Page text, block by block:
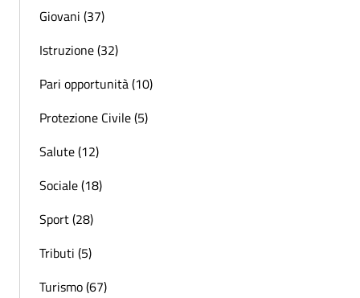
Giovani (37)
Istruzione (32)
Pari opportunità (10)
Protezione Civile (5)
Salute (12)
Sociale (18)
Sport (28)
Tributi (5)
Turismo (67)